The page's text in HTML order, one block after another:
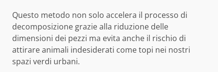
Questo metodo non solo accelera il processo di
decomposizione grazie alla riduzione delle
dimensioni dei pezzi ma evita anche il rischio di
attirare animali indesiderati come topi nei nostri
spazi verdi urbani.